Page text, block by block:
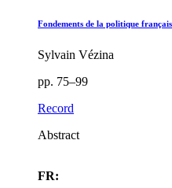
Fondements de la politique
Sylvain Vézina
pp. 75–99
Record
Abstract
FR: